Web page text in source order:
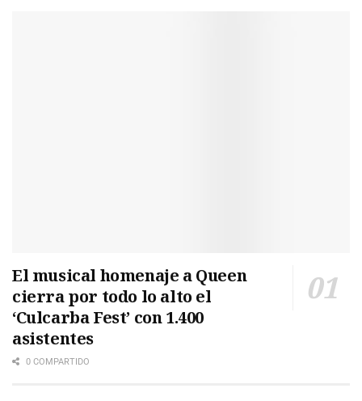
El musical homenaje a Queen
cierra por todo lo alto el
‘Culcarba Fest’ con 1.400
asistentes
0 COMPARTIDO